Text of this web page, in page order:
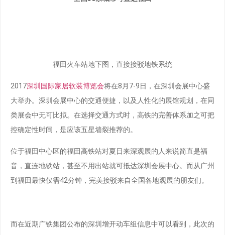
福田火车站地下图，直接接驳地铁系统
2017深圳国际家居软装博览会将在8月7-9日，在深圳会展中心盛
大举办。深圳会展中心的交通便捷，以及人性化的展馆规划，在同
类展会中无可比拟。在选择交通方式时，高铁的完善体系加之可把
控确定性时间，是应该五星墙裂推荐的。
位于福田中心区的福田高铁站对夏日来深观展的人来说简直是福
音，直连地铁站，甚至不用出站就可抵达深圳会展中心。而从广州
到福田最快仅需42分钟，完美接驳来自全国各地观展的朋友们。
而在近期广铁集团公布的深圳增开动车组信息中可以看到，此次的